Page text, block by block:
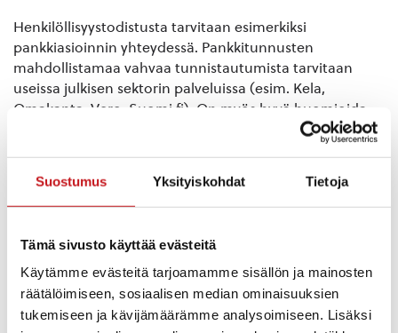
Suostumus Yksityiskohdat Tietoja
Tämä sivusto käyttää evästeitä
Käytämme evästeitä tarjoamamme sisällön ja mainosten
räätälöimiseen, sosiaalisen median ominaisuuksien
tukemiseen ja kävijämäärämme analysoimiseen. Lisäksi
Henkilöllisyystodistusta tarvitaan esimerkiksi
pankkiasioinnin yhteydessä. Pankkitunnusten
mahdollistamaa vahvaa tunnistautumista tarvitaan
useissa julkisen sektorin palveluissa (esim. Kela,
Omakanta, Vero, Suomi.fi). On myös hyvä huomioida,
että henkilökortti ja passi vanhenevat viiden vuoden
Henkilöllisyystodistuksen hankkimiseksi järjestämme
valokuvauspäivän ja linja-autokuljetuksen Kuopion
Valokuvauspäivä on maanantaina 16.3. klo 10.00-16.30
Rautalammin kirjaston Kivijalassa. Passikuvauksen hinta
on 25 €, joka maksetaan paikan päällä käteisellä tai